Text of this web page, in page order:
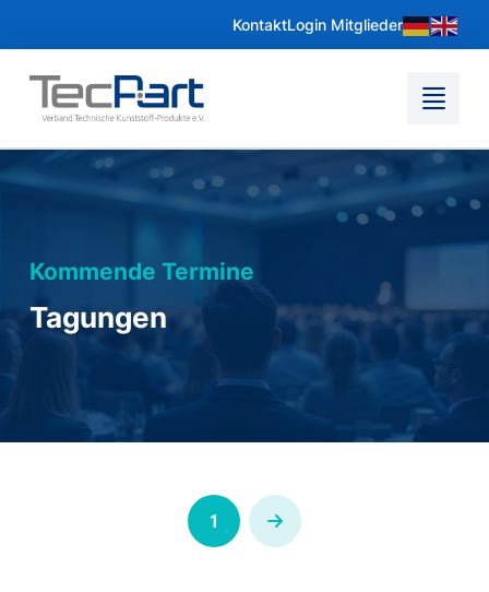
KontaktLogin Mitglieder
Kommende Termine
Tagungen
1 Next